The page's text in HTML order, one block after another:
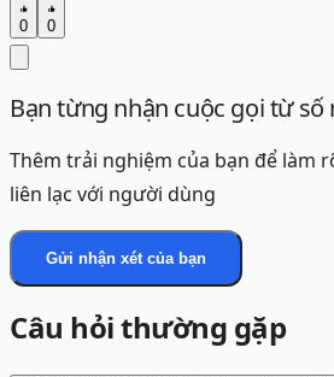
0 0
Bạn từng nhận cuộc gọi từ số
Thêm trải nghiệm của bạn để làm
liên lạc với người dùng
Gửi nhận xét của bạn
Câu hỏi thường gặp